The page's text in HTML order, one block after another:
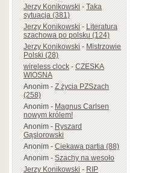
Jerzy Konikowski-Taka
sytuacja (381)
Jerzy Konikowski-Literatura
szachowa po polsku (124)
Jerzy Konikowski-Mistrzowie
Polski (28)
wireless clock-CZESKA
WIOSNA
Anonim-Z życia PZSzach
(258)
Anonim-Magnus Carlsen
nowym królem!
Anonim-Ryszard
Gąsiorowski
Anonim-Ciekawa partia (88)
Anonim-Szachy na wesoło
Jerzy Konikowski-RIP